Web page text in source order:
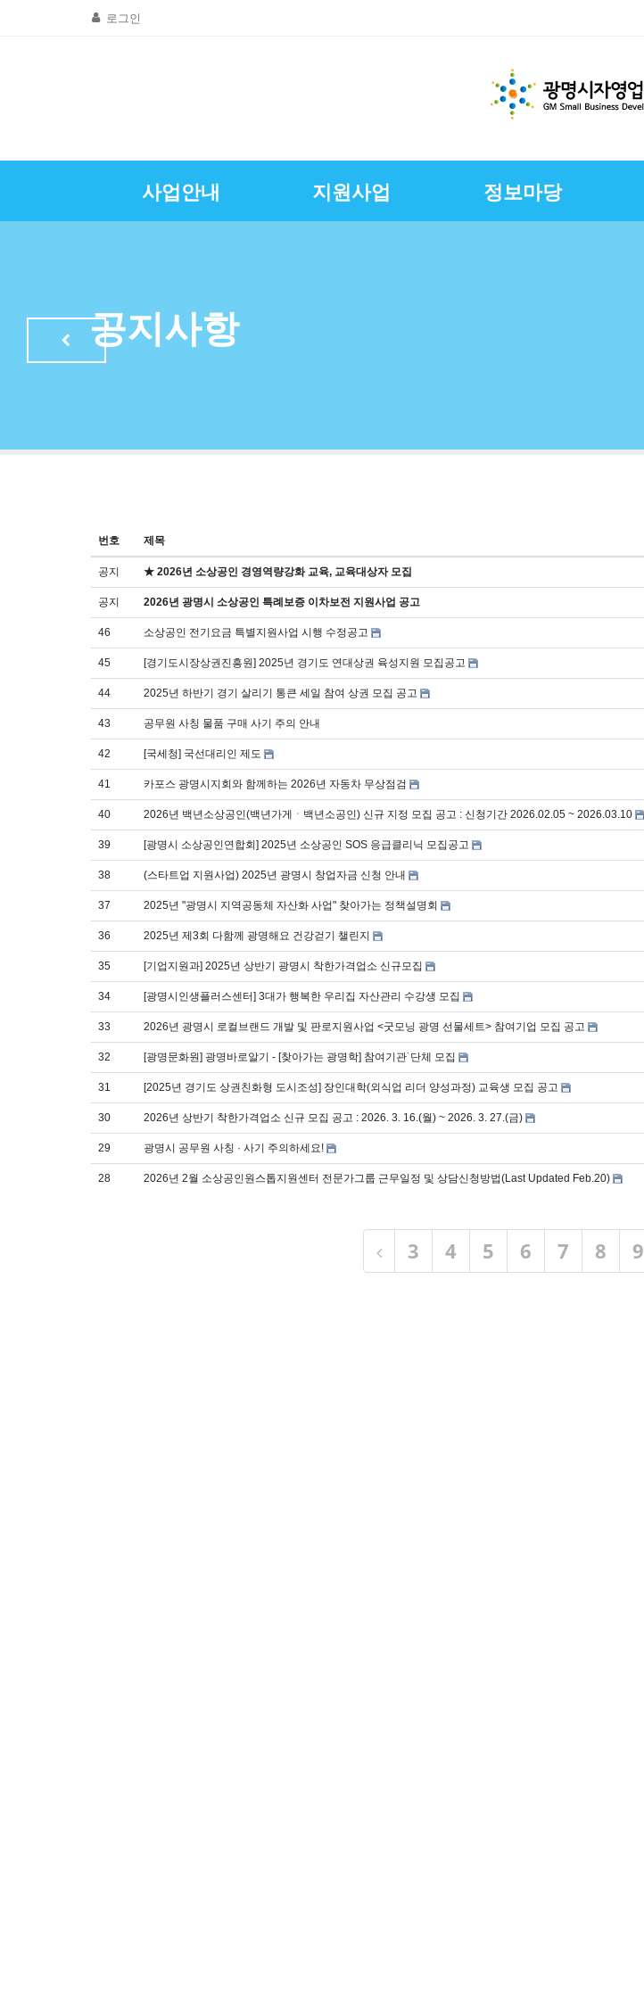
로그인
사업안내 지원사업 정보마당
공지사항
번호 제목
공지 ★ 2026년 소상공인 경영역량강화 교육, 교육대상자 모집
공지 2026년 광명시 소상공인 특례보증 이차보전 지원사업 공고
46 소상공인 전기요금 특별지원사업 시행 수정공고
45 [경기도시장상권진흥원] 2025년 경기도 연대상권 육성지원 모집공고
44 2025년 하반기 경기 살리기 통큰 세일 참여 상권 모집 공고
43 공무원 사칭 물품 구매 사기 주의 안내
42 [국세청] 국선대리인 제도
41 카포스 광명시지회와 함께하는 2026년 자동차 무상점검
40 2026년 백년소상공인(백년가게ㆍ백년소공인) 신규 지정 모집 공고 : 신청기간 2026.02.05 ~ 2026.03.10
39 [광명시 소상공인연합회] 2025년 소상공인 SOS 응급클리닉 모집공고
38 (스타트업 지원사업) 2025년 광명시 창업자금 신청 안내
37 2025년 "광명시 지역공동체 자산화 사업" 찾아가는 정책설명회
36 2025년 제3회 다함께 광명해요 건강걷기 챌린지
35 [기업지원과] 2025년 상반기 광명시 착한가격업소 신규모집
34 [광명시인생플러스센터] 3대가 행복한 우리집 자산관리 수강생 모집
33 2026년 광명시 로컬브랜드 개발 및 판로지원사업 <굿모닝 광명 선물세트> 참여기업 모집 공고
32 [광명문화원] 광명바로알기 - [찾아가는 광명학] 참여기관˙단체 모집
31 [2025년 경기도 상권친화형 도시조성] 장인대학(외식업 리더 양성과정) 교육생 모집 공고
30 2026년 상반기 착한가격업소 신규 모집 공고 : 2026. 3. 16.(월) ~ 2026. 3. 27.(금)
29 광명시 공무원 사칭 · 사기 주의하세요!
28 2026년 2월 소상공인원스톱지원센터 전문가그룹 근무일정 및 상담신청방법(Last Updated Feb.20)
3 4 5 6 7 8 9